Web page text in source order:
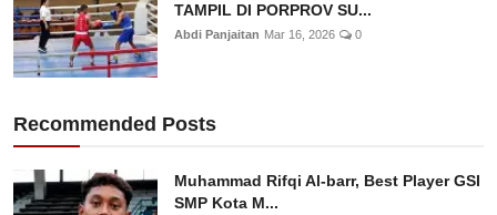
TAMPIL DI PORPROV SU...
Abdi Panjaitan Mar 16, 2026 0
Recommended Posts
Muhammad Rifqi Al-barr, Best Player GSI
SMP Kota M...